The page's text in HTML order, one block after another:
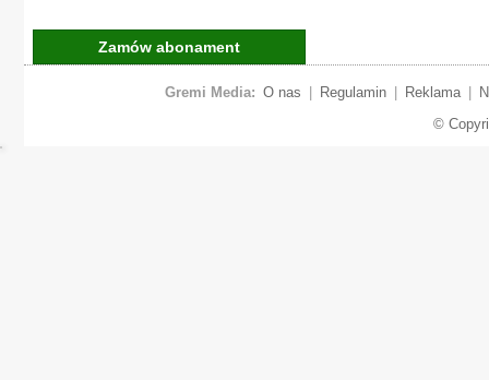
Zamów abonament
Gremi Media: O nas Regulamin Reklama
©